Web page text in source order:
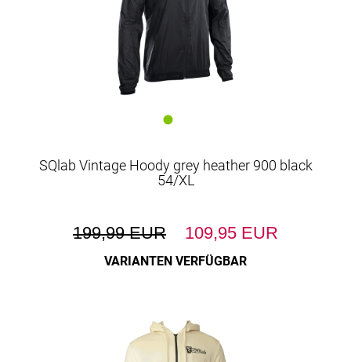
SQlab Vintage Hoody grey heather 900 black
54/XL
199,99 EUR 109,95 EUR
VARIANTEN VERFÜGBAR